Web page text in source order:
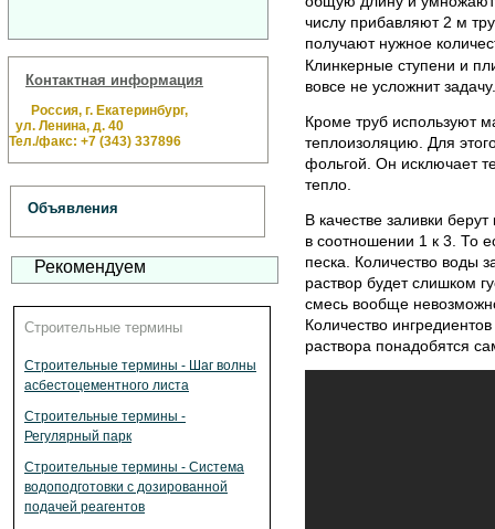
Контактная информация
Россия, г. Екатеринбург,
ул. Ленина, д. 40
Тел./факс: +7 (343) 337896
Объявления
Рекомендуем
Строительные термины
Строительные термины - Шаг волны
асбестоцементного листа
Строительные термины -
Регулярный парк
Строительные термины - Система
водоподготовки с дозированной
подачей реагентов
числу прибавляют 2 м
получают нужное
Клинкерные ступени и
вовсе не усложнит задачу.
Кроме труб используют
теплоизоляцию. Для
фольгой. Он исключает
тепло.
В качестве заливки
в соотношении 1 к 3. То
песка. Количество воды
раствор будет слишком
смесь вообще
Количество
раствора понадобятся